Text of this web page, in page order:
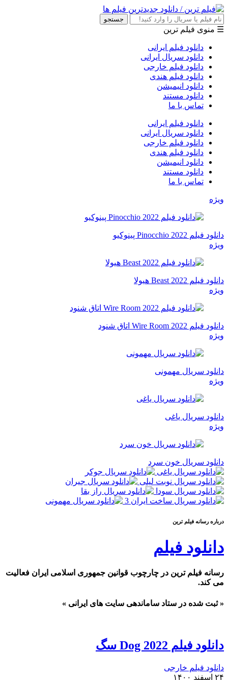
جستجو
☰ منوی فیلم ترین
دانلود فیلم ایرانی
دانلود سریال ایرانی
دانلود فیلم خارجی
دانلود فیلم هندی
دانلود انیمیشن
دانلود مستند
تماس با ما
دانلود فیلم ایرانی
دانلود سریال ایرانی
دانلود فیلم خارجی
دانلود فیلم هندی
دانلود انیمیشن
دانلود مستند
تماس با ما
ویژه
دانلود فیلم Pinocchio 2022 پینوکیو
ویژه
دانلود فیلم Beast 2022 هیولا
ویژه
دانلود فیلم Wire Room 2022 اتاق شنود
ویژه
دانلود سریال مهمونی
ویژه
دانلود سریال یاغی
ویژه
دانلود سریال خون سرد
درباره رسانه فيلم ترين
دانلود فیلم
رسانه فیلم ترین در چارچوب قوانین جمهوری اسلامی ایران فعالیت
می کند.
« ثبت شده در ستاد ساماندهی سایت های ایرانی »
دانلود فیلم Dog 2022 سگ
دانلود فیلم خارجی
۲۴ اسفند ۱۴۰۰